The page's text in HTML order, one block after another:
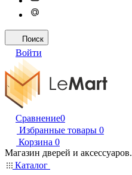
Поиск
Войти
Сравнение0
Избранные товары 0
Корзина 0
Магазин дверей и аксессуаров.
Каталог